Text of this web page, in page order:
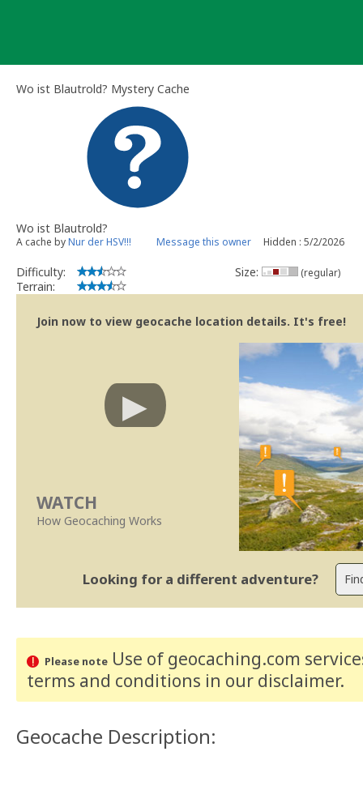
Wo ist Blautrold? Mystery Cache
Wo ist Blautrold?
A cache byNur der HSV!!! Message this owner Hidden : 5/2/2026
Difficulty:
Terrain:
Size: (regular)
Join now to view geocache location details. It's free!
WATCH
How Geocaching Works
Looking for a different adventure?
Please noteUse of geocaching.com
terms and conditions in our disclaimer.
Geocache Description: